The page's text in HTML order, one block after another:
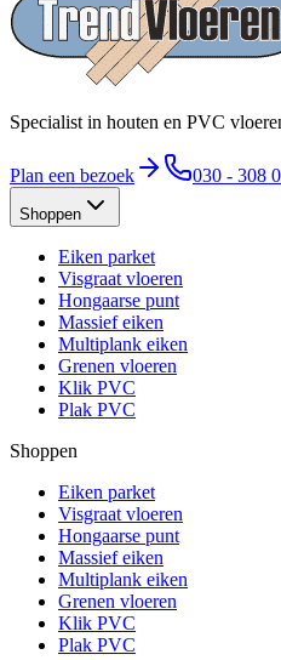
Specialist in houten en PVC
Plan een bezoek 030 - 308
Shoppen
Eiken parket
Visgraat vloeren
Hongaarse punt
Massief eiken
Multiplank eiken
Grenen vloeren
Klik PVC
Plak PVC
Shoppen
Eiken parket
Visgraat vloeren
Hongaarse punt
Massief eiken
Multiplank eiken
Grenen vloeren
Klik PVC
Plak PVC